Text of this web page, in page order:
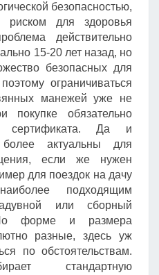
безопасностью,
для здоровья
действительно
15-20 лет назад, но
безопасных для
ограничиваться
манежей уже не
покупке обязательно
сертификата. Да и
актуальны для
если же нужен
для поездок на дачу
подходящим
или сборный
форме и размера
разные, здесь уж
по обстоятельствам.
стандартную